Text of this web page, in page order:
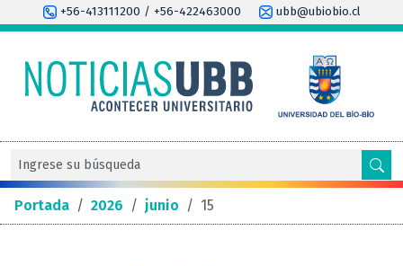
+56-413111200 / +56-422463000 ubb@ubiobio.cl
Portada / 2026 / junio / 15